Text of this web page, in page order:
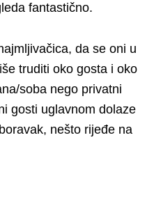
fantastično.
da se oni u
truditi oko gosta i oko
soba nego privatni
gosti uglavnom dolaze
nešto rijeđe na